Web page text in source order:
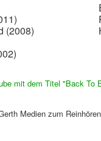
(2008)
mit dem Titel "Back To
Medien zum